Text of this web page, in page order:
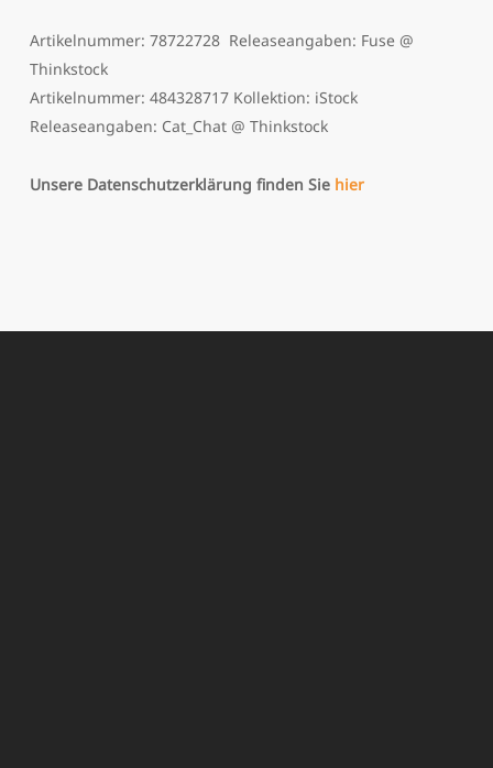
Artikelnummer: 78722728 Releaseangaben: Fuse @
Thinkstock
Artikelnummer: 484328717 Kollektion: iStock
Releaseangaben: Cat_Chat @ Thinkstock
Unsere Datenschutzerklärung finden Sie hier